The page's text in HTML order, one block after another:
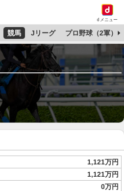
dメニュー
競馬 Jリーグ プロ野球（2軍）
1,121万円
1,121万円
0万円